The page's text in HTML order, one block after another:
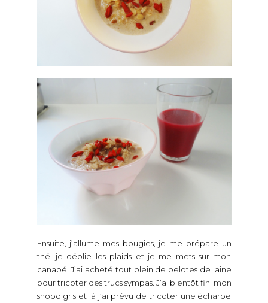
Ensuite, j’allume mes bougies, je me prépare un
thé, je déplie les plaids et je me mets sur mon
canapé. J’ai acheté tout plein de pelotes de laine
pour tricoter des trucs sympas. J’ai bientôt fini mon
snood gris et là j’ai prévu de tricoter une écharpe